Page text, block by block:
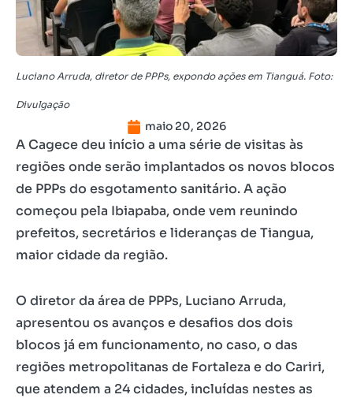
Luciano Arruda, diretor de PPPs, expondo ações em Tianguá. Foto:
Divulgação
maio 20, 2026
A Cagece deu início a uma série de visitas às
regiões onde serão implantados os novos blocos
de PPPs do esgotamento sanitário. A ação
começou pela Ibiapaba, onde vem reunindo
prefeitos, secretários e lideranças de Tiangua,
maior cidade da região.
O diretor da área de PPPs, Luciano Arruda,
apresentou os avanços e desafios dos dois
blocos já em funcionamento, no caso, o das
regiões metropolitanas de Fortaleza e do Cariri,
que atendem a 24 cidades, incluídas nestes as